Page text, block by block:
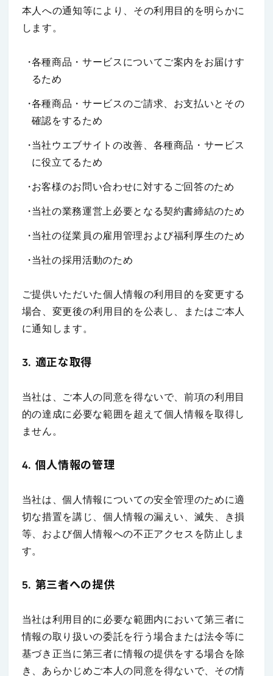
本人への通知等により、その利用目的を明らかに
します。
各種商品・サービスについてご案内をお届けす
るため
各種商品・サービスのご請求、お支払いとその
確認をするため
当社ウエブサイトの改善、各種商品・サービス
に役立てるため
お客様のお問い合わせに対するご回答のため
当社の業務運営上必要となる契約書締結のため
当社の従業員の雇用管理および福利厚生のため
当社の採用活動のため
ご提供いただいた個人情報の利用目的を変更する
場合、変更後の利用目的を公表し、またはご本人
に通知します。
3. 適正な取得
当社は、ご本人の同意を得ないで、前項の利用目
的の達成に必要な範囲を超えて個人情報を取得し
ません。
4. 個人情報の管理
当社は、個人情報についての安全管理のために適
切な措置を講じ、個人情報の漏えい、滅失、き損
等、および個人情報への不正アクセスを防止しま
す。
5. 第三者への提供
当社は利用目的に必要な範囲内において第三者に
情報の取り扱いの委託を行う場合または法令等に
基づき正当に第三者に情報の提供をする場合を除
き、あらかじめご本人の同意を得ないで、その情